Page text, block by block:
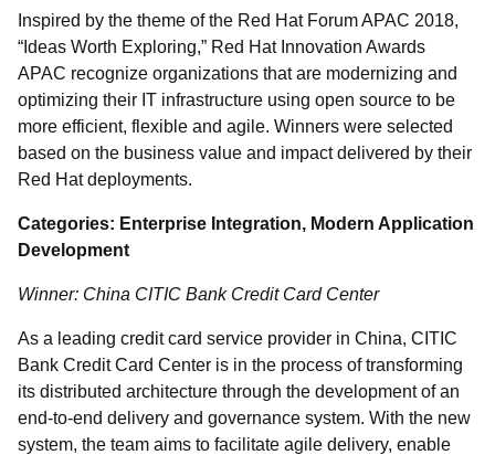
Inspired by the theme of the Red Hat Forum APAC 2018,
“Ideas Worth Exploring,” Red Hat Innovation Awards
APAC recognize organizations that are modernizing and
optimizing their IT infrastructure using open source to be
more efficient, flexible and agile. Winners were selected
based on the business value and impact delivered by their
Red Hat deployments.
Categories: Enterprise Integration, Modern Application
Development
Winner: China CITIC Bank Credit Card Center
As a leading credit card service provider in China, CITIC
Bank Credit Card Center is in the process of transforming
its distributed architecture through the development of an
end-to-end delivery and governance system. With the new
system, the team aims to facilitate agile delivery, enable